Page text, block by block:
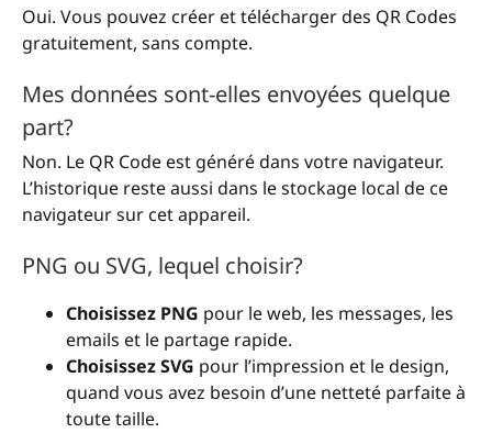
Oui. Vous pouvez créer et télécharger des QR Codes
gratuitement, sans compte.
Mes données sont-elles envoyées quelque
part?
Non. Le QR Code est généré dans votre navigateur.
L’historique reste aussi dans le stockage local de ce
navigateur sur cet appareil.
PNG ou SVG, lequel choisir?
Choisissez PNG pour le web, les messages, les
emails et le partage rapide.
Choisissez SVG pour l’impression et le design,
quand vous avez besoin d’une netteté parfaite à
toute taille.